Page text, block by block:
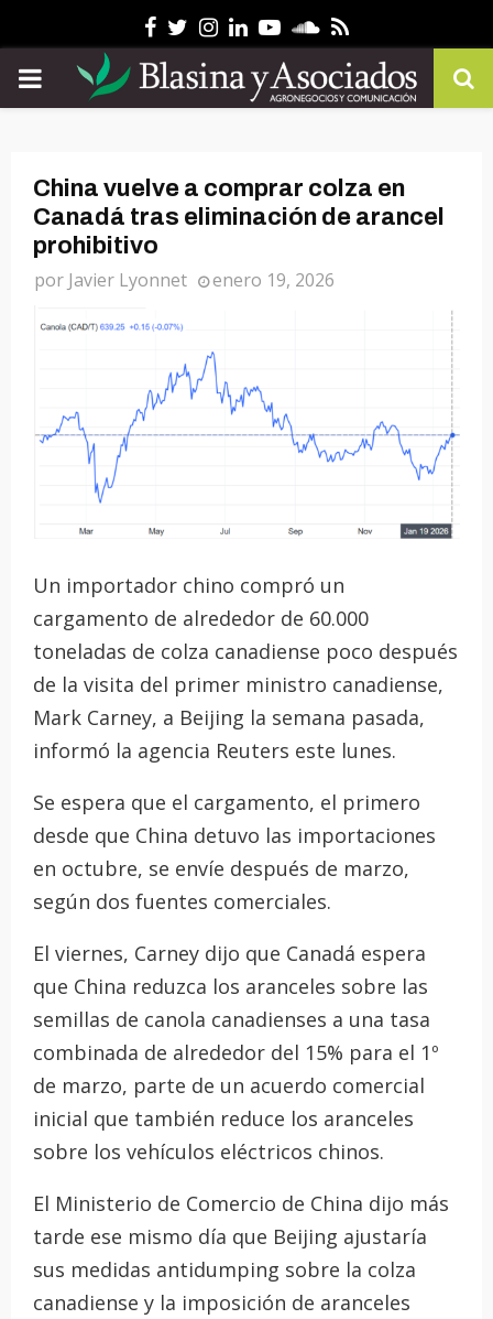
Facebook
Twitter
Instagram
Linkedin
YoutubeSoundcloud
Rss
PRIMARY
China vuelve a comprar colza en
Canadá tras eliminación de arancel
prohibitivo
por Javier Lyonnet enero 19, 2026
Un importador chino compró un
cargamento de alrededor de 60.000
toneladas de colza canadiense poco después
de la visita del primer ministro canadiense,
Mark Carney, a Beijing la semana pasada,
informó la agencia Reuters este lunes.
Se espera que el cargamento, el primero
desde que China detuvo las importaciones
en octubre, se envíe después de marzo,
según dos fuentes comerciales.
El viernes, Carney dijo que Canadá espera
que China reduzca los aranceles sobre las
semillas de canola canadienses a una tasa
combinada de alrededor del 15% para el 1º
de marzo, parte de un acuerdo comercial
inicial que también reduce los aranceles
sobre los vehículos eléctricos chinos.
El Ministerio de Comercio de China dijo más
tarde ese mismo día que Beijing ajustaría
sus medidas antidumping sobre la colza
canadiense y la imposición de aranceles